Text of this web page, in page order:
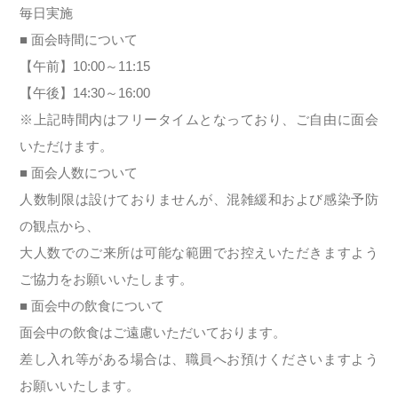
毎日実施
■ 面会時間について
【午前】10:00～11:15
【午後】14:30～16:00
※上記時間内はフリータイムとなっており、ご自由に面会
いただけます。
■ 面会人数について
人数制限は設けておりませんが、混雑緩和および感染予防
の観点から、
大人数でのご来所は可能な範囲でお控えいただきますよう
ご協力をお願いいたします。
■ 面会中の飲食について
面会中の飲食はご遠慮いただいております。
差し入れ等がある場合は、職員へお預けくださいますよう
お願いいたします。